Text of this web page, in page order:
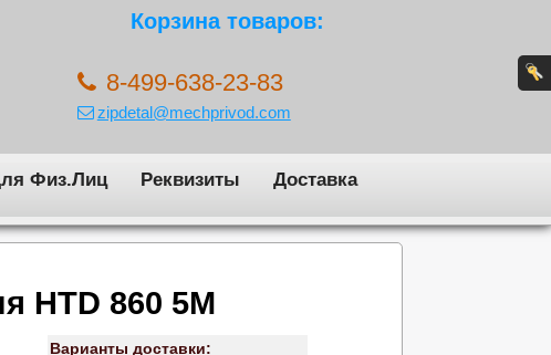
Корзина товаров:
8-499-638-23-83
zipdetal@mechprivod.com
Физ.Лиц Реквизиты
Доставка
HTD 860 5M
Варианты доставки: